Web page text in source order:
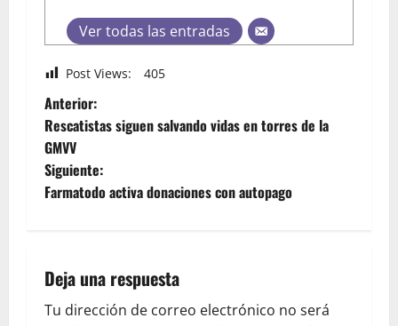
Ver todas las entradas
Post Views: 405
Anterior:
Rescatistas siguen salvando vidas en torres de la
GMVV
Siguiente:
Farmatodo activa donaciones con autopago
Deja una respuesta
Tu dirección de correo electrónico no será